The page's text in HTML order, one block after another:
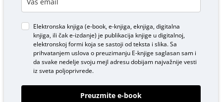
Elektronska knjiga (e-book, e-knjiga, eknjiga, digitalna
knjiga, ili čak e-izdanje) je publikacija knjige u digitalnoj,
elektronskoj formi koja se sastoji od teksta i slika. Sa
prihvatanjem uslova o preuzimanju E-knjigesaglasan sam i
da svake nedelje svoju mejl adresu dobijam najvažnije vesti
iz sveta poljoprivrede.
Preuzmite e-book